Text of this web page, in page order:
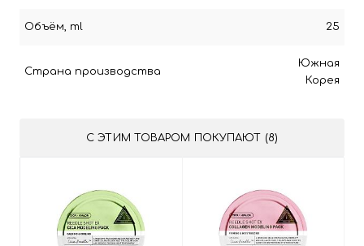
Объём, ml 25
Страна производства
Южная
Корея
С ЭТИМ ТОВАРОМ ПОКУПАЮТ (8)